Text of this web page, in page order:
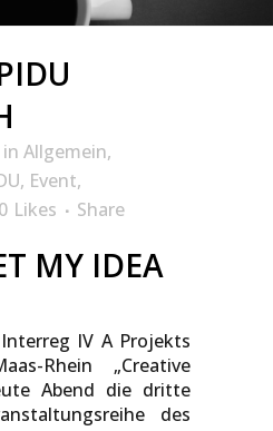
in Allgemein,
, Event,
0 Likes Share
MY IDEA
IV A Projekts
Rhein „Creative
Abend die dritte
des